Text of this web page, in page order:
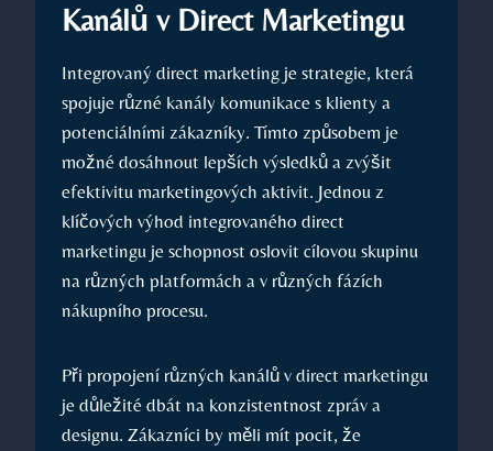
Kanálů v Direct Marketingu
Integrovaný direct marketing ⁣je‌ strategie, která ​
spojuje různé kanály komunikace​ s klienty ‍a
‌potenciálními zákazníky. Tímto způsobem je‍
možné dosáhnout lepších‍ výsledků a zvýšit
⁣efektivitu marketingových aktivit. Jednou z
‍klíčových výhod‍ integrovaného direct
marketingu‌ je⁣ schopnost oslovit​ cílovou skupinu​
na⁤ různých ⁢platformách a v ⁢různých fázích
nákupního procesu.
Při propojení různých kanálů v ‍direct marketingu
je důležité dbát na konzistentnost zpráv a⁣
designu.​ Zákazníci by měli mít⁢ pocit, že